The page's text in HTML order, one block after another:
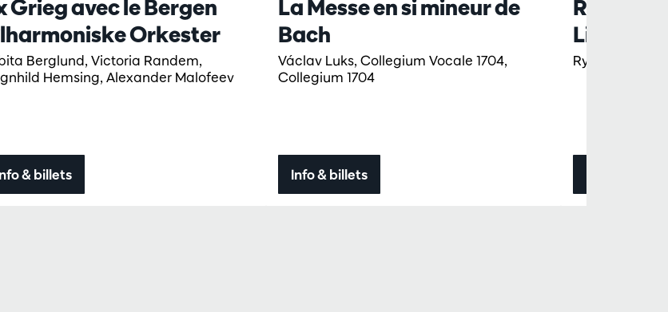
Grieg avec le Bergen
Orkester
Berglund, Victoria Randem,
Hemsing, Alexander Malofeev
& billets
La Messe en si mineur de
Bach
Václav Luks, Collegium Vocale 1704,
Collegium 1704
Info & billets
Liu
Ryan